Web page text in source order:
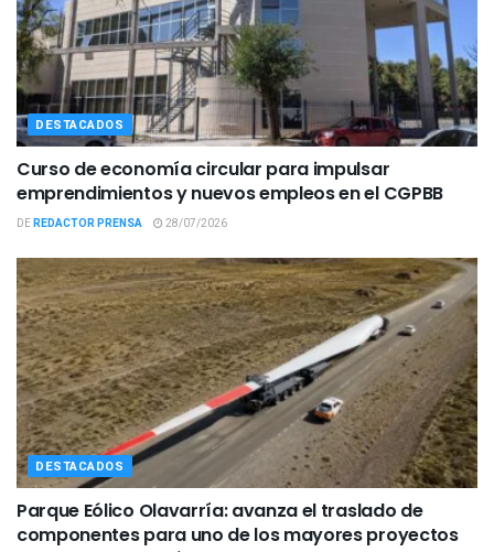
DESTACADOS
Curso de economía circular para impulsar
emprendimientos y nuevos empleos en el CGPBB
DEREDACTOR PRENSA 28/07/2026
DESTACADOS
Parque Eólico Olavarría: avanza el traslado de
componentes para uno de los mayores proyectos